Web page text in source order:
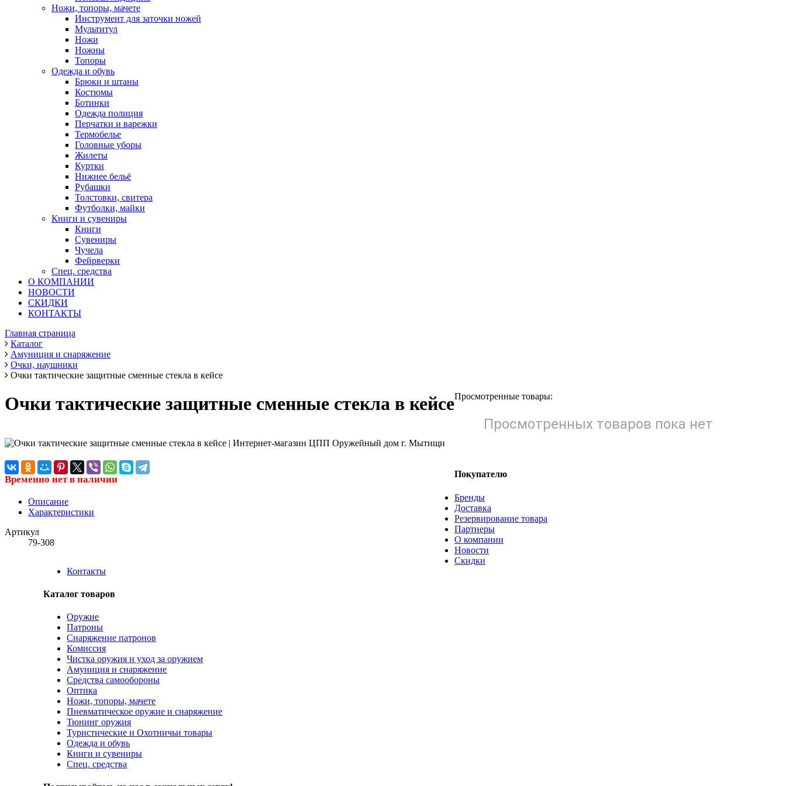
Ножи, топоры, мачете
Инструмент для заточки ножей
Мультитул
Ножи
Ножны
Топоры
Одежда и обувь
Брюки и штаны
Костюмы
Ботинки
Одежда полиция
Перчатки и варежки
Термобелье
Головные уборы
Жилеты
Куртки
Нижнее бельё
Рубашки
Толстовки, свитера
Футболки, майки
Книги и сувениры
Книги
Сувениры
Чучела
Фейрверки
Спец. средства
О КОМПАНИИ
НОВОСТИ
СКИДКИ
КОНТАКТЫ
Главная страница
Каталог
Амуниция и снаряжение
Очки, наушники
Очки тактические защитные сменные стекла в кейсе
Очки тактические защитные сменные стекла в кейсе
Временно нет в наличии
Описание
Характеристики
Артикул
79-308
Просмотренные товары:
Просмотренных товаров пока нет
Покупателю
Бренды
Доставка
Резервирование товара
Партнеры
О компании
Новости
Скидки
Контакты
Каталог товаров
Оружие
Патроны
Снаряжение патронов
Комиссия
Чистка оружия и уход за оружием
Амуниция и снаряжение
Средства самообороны
Оптика
Ножи, топоры, мачете
Пневматическое оружие и снаряжение
Тюнинг оружия
Туристические и Охотничьи товары
Одежда и обувь
Книги и сувениры
Спец. средства